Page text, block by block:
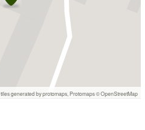
tiles generated by protomaps Protomaps©OpenStreetMap